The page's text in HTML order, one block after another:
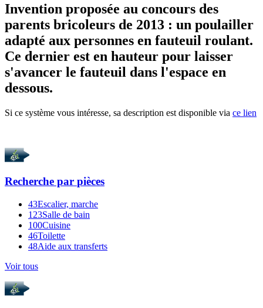
Invention proposée au concours des
parents bricoleurs de 2013 : un poulailler
adapté aux personnes en fauteuil roulant.
Ce dernier est en hauteur pour laisser
s'avancer le fauteuil dans l'espace en
dessous.
Si ce système vous intéresse, sa description est disponible via ce lien
Recherche par pièces
43Escalier, marche
123Salle de bain
100Cuisine
46Toilette
48Aide aux transferts
Voir tous